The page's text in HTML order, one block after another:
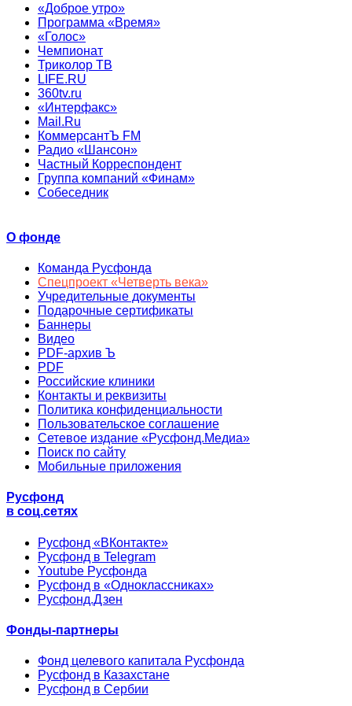
«Доброе утро»
Программа «Время»
«Голос»
Чемпионат
Триколор ТВ
LIFE.RU
360tv.ru
«Интерфакс»
Mail.Ru
КоммерсантЪ FM
Радио «Шансон»
Частный Корреспондент
Группа компаний «Финам»
Собеседник
О фонде
Команда Русфонда
Спецпроект «Четверть века»
Учредительные документы
Подарочные сертификаты
Баннеры
Видео
PDF-архив Ъ
PDF
Российские клиники
Контакты и реквизиты
Политика конфиденциальности
Пользовательское соглашение
Сетевое издание «Русфонд.Медиа»
Поиск по сайту
Мобильные приложения
Русфонд
в соц.сетях
Русфонд «ВКонтакте»
Русфонд в Telegram
Youtube Русфонда
Русфонд в «Одноклассниках»
Русфонд.Дзен
Фонды-партнеры
Фонд целевого капитала Русфонда
Русфонд в Казахстане
Русфонд в Сербии